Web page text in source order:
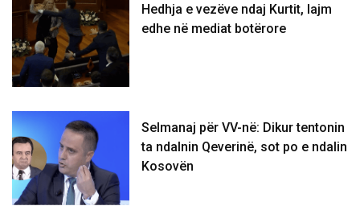
Hedhja e vezëve ndaj Kurtit, lajm
edhe në mediat botërore
Selmanaj për VV-në: Dikur tentonin
ta ndalnin Qeverinë, sot po e ndalin
Kosovën